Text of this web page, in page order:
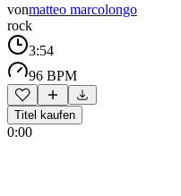
vonmatteo marcolongo
rock
3:54
96 BPM
Titel kaufen
0:00